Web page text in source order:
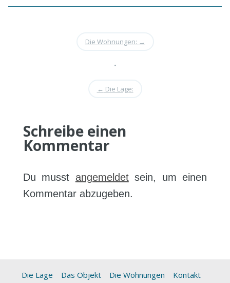
Die Wohnungen: →
•
← Die Lage:
Schreibe einen
Kommentar
Du musst angemeldetsein, um einen
Kommentar abzugeben.
Die Lage Das Objekt Die Wohnungen
Kontakt